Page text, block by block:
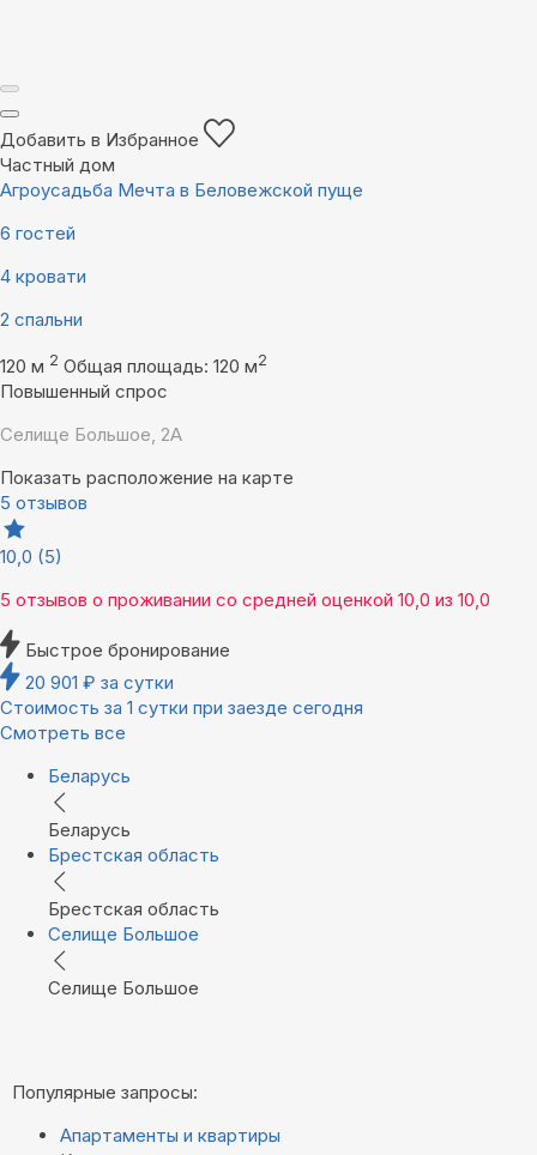
Добавить в Избранное
Частный дом
Агроусадьба Мечта в Беловежской пуще
6 гостей
4 кровати
2 спальни
120 м 2 Общая площадь: 120 м2
Повышенный спрос
Селище Большое, 2А
Показать расположение на карте
5 отзывов
10,0 (5)
5 отзывов о проживании со средней оценкой 10,0 из 10,0
Быстрое бронирование
20 901 ₽ за сутки
Стоимость за 1 сутки при заезде сегодня
Смотреть все
Беларусь
Беларусь
Брестская область
Брестская область
Селище Большое
Селище Большое
Популярные запросы:
Апартаменты и квартиры